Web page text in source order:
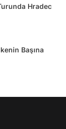
Hradec
Başına